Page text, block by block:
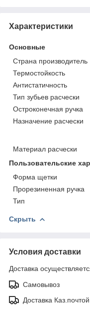
Характеристики
Основные
Страна производитель
Термостойкость
Антистатичность
Тип зубьев расчески
Остроконечная ручка
Назначение расчески
Материал расчески
Пользовательские
Форма щетки
Прорезиненная ручка
Тип
Скрыть
Условия доставки
Доставка
Самовывоз
Доставка